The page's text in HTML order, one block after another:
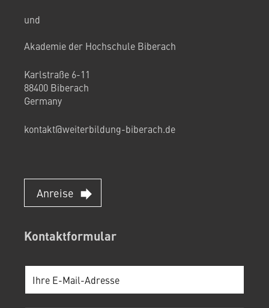
und
Akademie der Hochschule Biberach
Karlstraße 6-11
88400 Biberach
Germany
kontakt@weiterbildung-biberach.de
Anreise
Kontaktformular